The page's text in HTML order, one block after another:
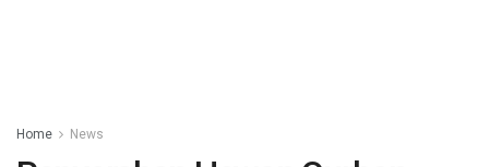
Home News